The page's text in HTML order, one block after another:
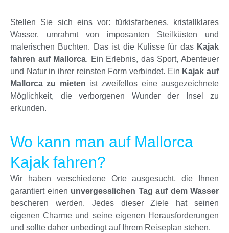
Stellen Sie sich eins vor: türkisfarbenes, kristallklares
Wasser, umrahmt von imposanten Steilküsten und
malerischen Buchten. Das ist die Kulisse für das Kajak
fahren auf Mallorca. Ein Erlebnis, das Sport, Abenteuer
und Natur in ihrer reinsten Form verbindet. Ein Kajak auf
Mallorca zu mieten ist zweifellos eine ausgezeichnete
Möglichkeit, die verborgenen Wunder der Insel zu
erkunden.
Wo kann man auf Mallorca
Kajak fahren?
Wir haben verschiedene Orte ausgesucht, die Ihnen
garantiert einen unvergesslichen Tag auf dem Wasser
bescheren werden. Jedes dieser Ziele hat seinen
eigenen Charme und seine eigenen Herausforderungen
und sollte daher unbedingt auf Ihrem Reiseplan stehen.